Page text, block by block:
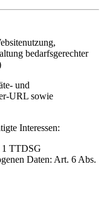
bedarfsgerechter
und
URL sowie
Interessen:
1 TTDSG
Daten: Art. 6 Abs.